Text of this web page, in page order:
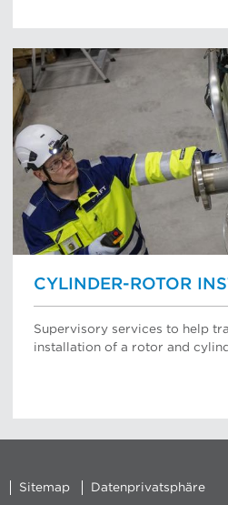
CYLINDER-ROTOR
Supervisory services to help
installation of a rotor and
Sitemap Datenprivatsphäre